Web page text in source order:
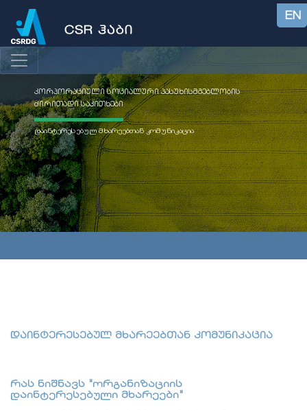
EN
კორპორაციული სოციალური პასუხისმგებლობის
ძირითადი საკითხები
დაინტერესებულ მხარეებთან კომუნიკაცია
დაინტერესებულ მხარეებთან კომუნიკაცია
რას ნიშნავს "ორგანიზაციის
დაინტერესებული მხარეები"